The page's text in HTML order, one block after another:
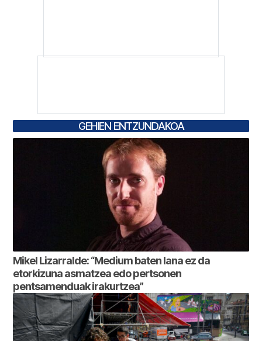
GEHIEN ENTZUNDAKOA
Mikel Lizarralde: “Medium baten lana ez da
etorkizuna asmatzea edo pertsonen
pentsamenduak irakurtzea”